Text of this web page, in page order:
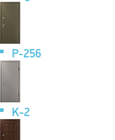
P-256
K-2